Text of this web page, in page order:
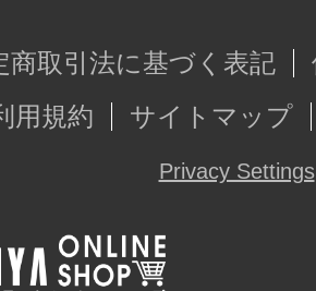
商取引法に基づく表記
用規約
サイトマップ
Privacy Settings